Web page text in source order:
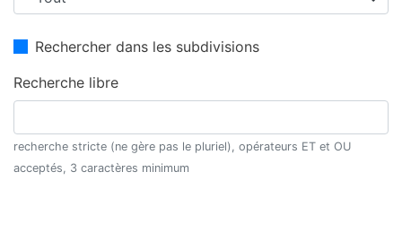
Rechercher dans les subdivisions
Recherche libre
recherche stricte (ne gère pas le pluriel), opérateurs ET et OU
acceptés, 3 caractères minimum